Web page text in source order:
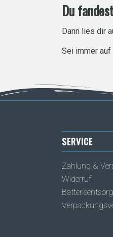
Du
Dann lies dir
Sei immer
SERVICE
Zahlung &
Widerruf